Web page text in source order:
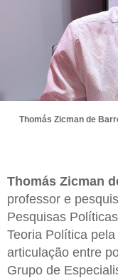
Thomás Zicman de
Thomás Zicman
professor e
Pesquisas
Teoria Política
articulação entre
Grupo de